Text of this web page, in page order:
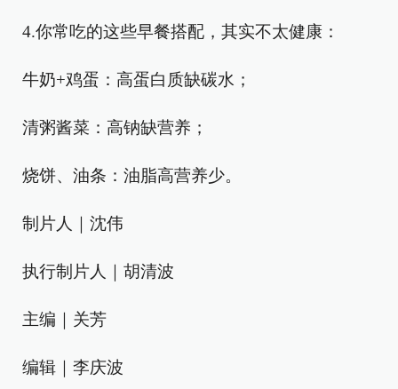
4.你常吃的这些早餐搭配，其实不太健康：
牛奶+鸡蛋：高蛋白质缺碳水；
清粥酱菜：高钠缺营养；
烧饼、油条：油脂高营养少。
制片人｜沈伟
执行制片人｜胡清波
主编｜关芳
编辑｜李庆波